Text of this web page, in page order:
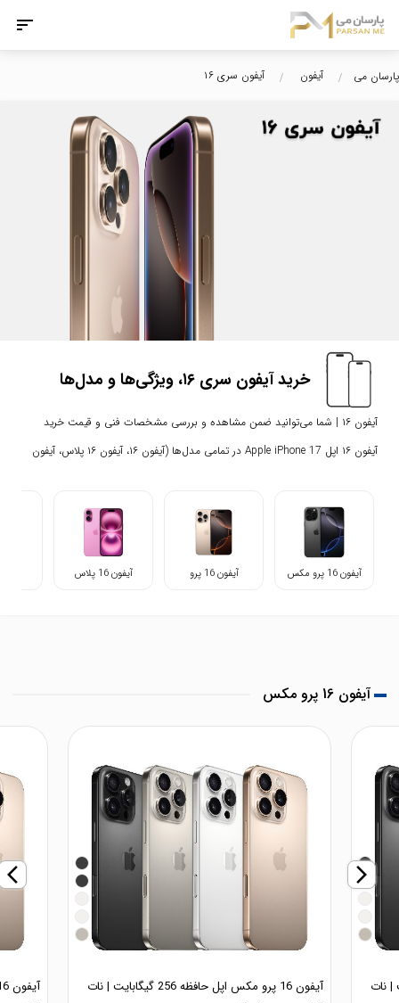
پارسان می آیفون آیفون سری ۱۶
خرید آیفون سری ۱۶، ویژگی‌ها و مدل‌ها
آیفون ۱۶ | شما می‌توانید ضمن مشاهده و بررسی مشخصات فنی و قیمت خرید
آیفون ۱۶ اپل Apple iPhone 17 در تمامی مدل‌ها (آیفون ۱۶، آیفون ۱۶ پلاس، آیفون
آیفون 16 پرو مکس آیفون 16 پرو آیفون 16 پلاس
آیفون 16 پرو مکس
گیگابایت | نات
آیفون 16 پرو مکس اپل حافظه 256 گیگابایت | نات
arrow_forward_ios
arrow_back_ios_new